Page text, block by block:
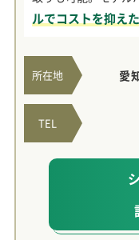
ルでコストを抑え
所在地 愛
TEL